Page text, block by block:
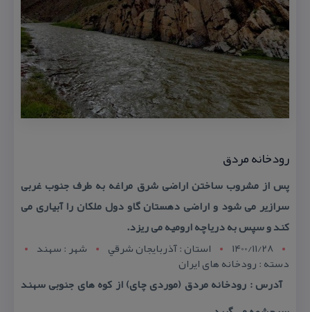
رودخانه مردق
پس از مشروب ساختن اراضی شرق مراغه به طرف جنوب غربی
سرازیر می شود و اراضی دهستان گاو دول ملكان را آبیاری می
كند و سپس به دریاچه ارومیه می ریزد.
1400/11/28
استان : آذربايجان شرقي شهر : سهند
دسته : رودخانه های ایران
آدرس : رودخانه مردق (موردی چای) از كوه های جنوبی سهند